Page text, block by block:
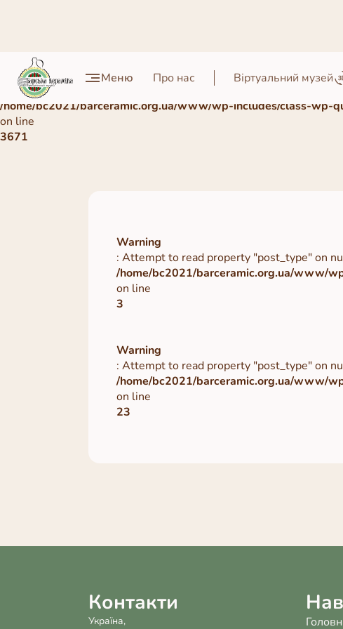
Меню Про нас Віртуальний музей
Warning
: Undefined array key 0 in
/home/bc2021/barceramic.org.ua/www/wp-includes/class-wp-
on line
3671
Warning
: Attempt to read property "post_type" on
/home/bc2021/barceramic.org.ua/www/
on line
3
Warning
: Attempt to read property "post_type" on
/home/bc2021/barceramic.org.ua/www/
on line
23
Контакти
Україна,